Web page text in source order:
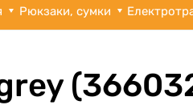
Рюкзаки, сумки